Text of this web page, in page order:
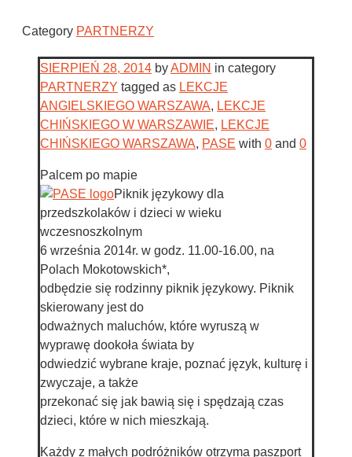
Category PARTNERZY
SIERPIEŃ 28, 2014 byADMIN in category
PARTNERZY tagged as LEKCJE
ANGIELSKIEGO WARSZAWA, LEKCJE
CHIŃSKIEGO W WARSZAWIE, LEKCJE
CHIŃSKIEGO WARSZAWA, PASE with 0 and 0
Palcem po mapie
Piknik językowy dla
przedszkolaków i dzieci w wieku
wczesnoszkolnym
6 września 2014r. w godz. 11.00-16.00, na
Polach Mokotowskich*,
odbędzie się rodzinny piknik językowy. Piknik
skierowany jest do
odważnych maluchów, które wyruszą w
wyprawę dookoła świata by
odwiedzić wybrane kraje, poznać język, kulturę i
zwyczaje, a także
przekonać się jak bawią się i spędzają czas
dzieci, które w nich mieszkają.
Każdy z małych podróżników otrzyma paszport